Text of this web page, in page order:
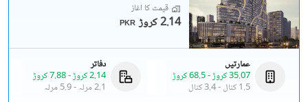
قیمت کا آغاز
PKR 2.14 کروڑ
عمارتیں
35.07 کروڑ
-68.5 کروڑ
1.5 کنال
-3.4 کنال
دفاتر
2.14 کروڑ
-7.88 کروڑ
2.1 مرلہ
-5.9 مرلہ